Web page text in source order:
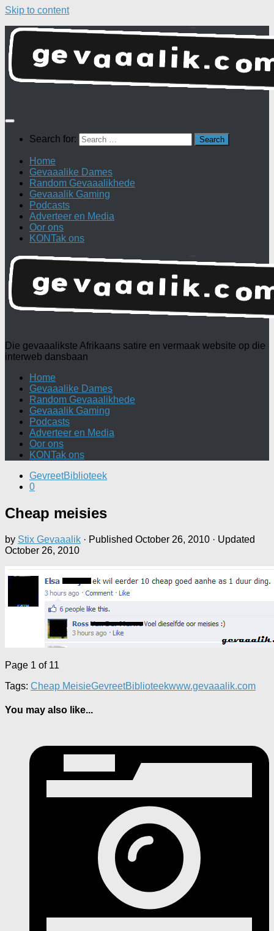
Skip to content
Search for:
Home
Gevaaalike Dames
Random Gevaaalikhede
Gevaaalik Gaming
Podcasts
Adverteer en Media
Oor ons
KONTak ons
Die gevaaalikste Afrikaans satire en vermaak website op die
interweb dansbaan
Home
Gevaaalike Dames
Random Gevaaalikhede
Gevaaalik Gaming
Podcasts
Adverteer en Media
Oor ons
KONTak ons
GevreetBiblioteek
0
Cheap meisies
by Stix Gevaaalik · Published October 26, 2010 · Updated
October 26, 2010
Page 1 of 11
Tags: Cheap MeisieGevreetBiblioteekwww.gevaaalik.com
You may also like...